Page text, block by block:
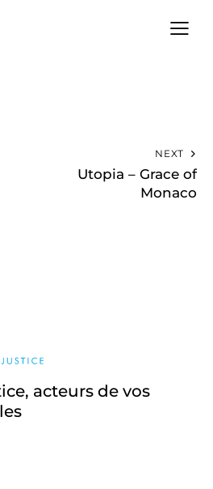
NEXT
Utopia – Grace of
Monaco
acteurs de vos